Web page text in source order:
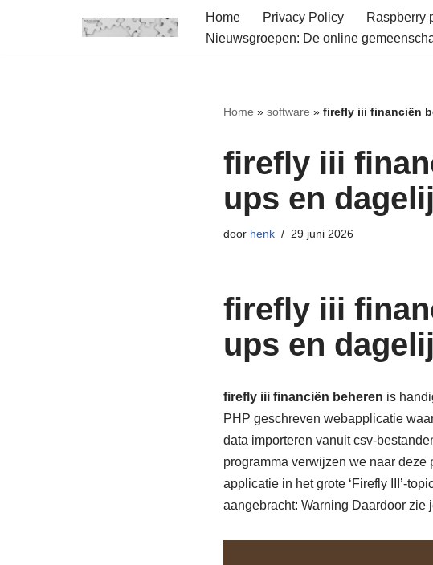
Home Privacy Policy Raspberry
Nieuwsgroepen: De online
Home » software » firefly iii financiën
firefly iii
ups en
door henk 29 juni 2026
firefly iii
ups en
firefly iii financiën beheren is
PHP geschreven webapplicatie
data importeren vanuit csv-
programma verwijzen we naar
applicatie in het grote ‘Firefly III’-
aangebracht: Warning Daardoor